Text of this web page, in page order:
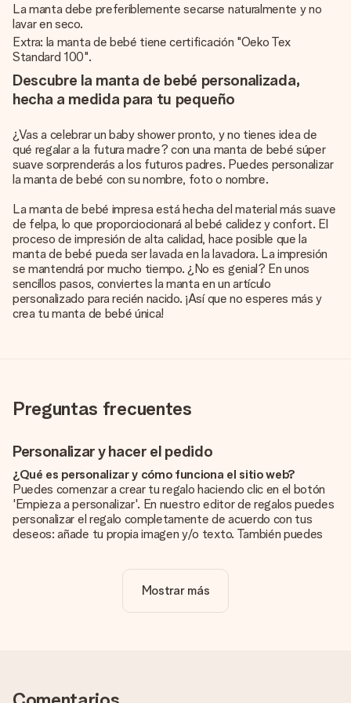
La manta debe preferiblemente secarse naturalmente y no
lavar en seco.
Extra: la manta de bebé tiene certificación "Oeko Tex
Standard 100".
Descubre la manta de bebé personalizada,
hecha a medida para tu pequeño
¿Vas a celebrar un baby shower pronto, y no tienes idea de
qué regalar a la futura madre? con una manta de bebé súper
suave sorprenderás a los futuros padres. Puedes personalizar
la manta de bebé con su nombre, foto o nombre.
La manta de bebé impresa está hecha del material más suave
de felpa, lo que proporciocionará al bebé calidez y confort. El
proceso de impresión de alta calidad, hace posible que la
manta de bebé pueda ser lavada en la lavadora. La impresión
se mantendrá por mucho tiempo. ¿No es genial? En unos
sencillos pasos, conviertes la manta en un artículo
personalizado para recién nacido. ¡Así que no esperes más y
crea tu manta de bebé única!
Preguntas frecuentes
Personalizar y hacer el pedido
¿Qué es personalizar y cómo funciona el sitio web?
Puedes comenzar a crear tu regalo haciendo clic en el botón
'Empieza a personalizar'. En nuestro editor de regalos puedes
personalizar el regalo completamente de acuerdo con tus
deseos: añade tu propia imagen y/o texto. También puedes
¿La personalización está incluida en el precio?
El precio que se muestra en el sitio web incluye la
satisfecho con tu regalo. Por eso es importante utilizar fotos
Mostrar más